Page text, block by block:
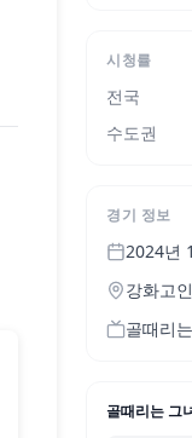
시청률
전국
수도권
경기 정보
2024년
강화고
골때리
골때리는 그